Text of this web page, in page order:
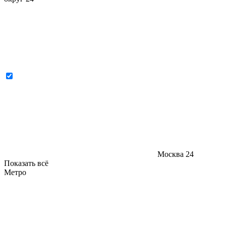
Москва 24
Показать всё
Метро